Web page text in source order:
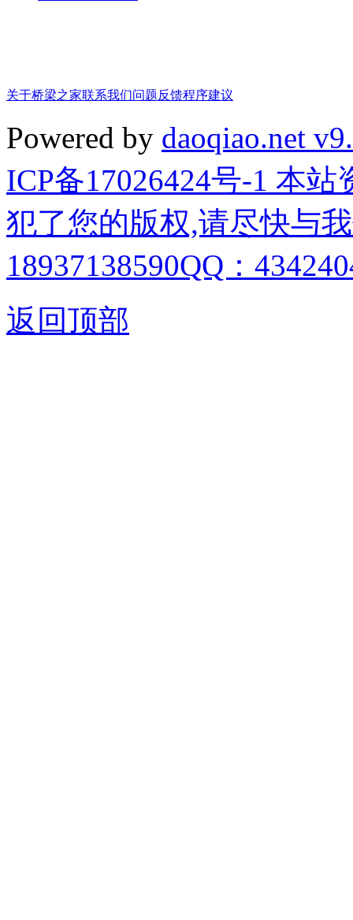
关于桥梁之家联系我们问题反馈程序建议
Powered by daoqiao.net
ICP备17026424号-1 本
犯了您的版权,请尽快与
18937138590QQ：
返回顶部